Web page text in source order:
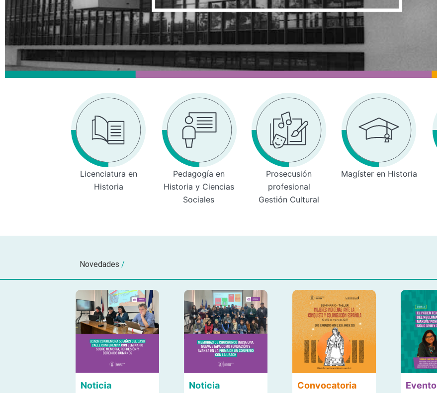
Licenciatura en
Historia
Pedagogía en
Historia y Ciencias
Sociales
Prosecusión
profesional
Gestión Cultural
Magíster en Historia
Novedades /
Noticia Noticia Convocatoria Evento